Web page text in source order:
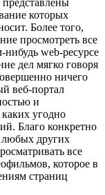
которых
Более того,
просмотреть все
нибудь web-ресурсе
дел мягко говоря
ничего
веб-портал
и
угодно
Благо конкретно
любых других
все
которое в
страниц